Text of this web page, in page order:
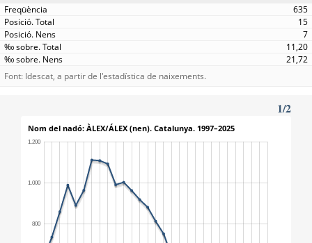
635
15
7
11,20
21,72
Font: Idescat, a partir de l'estadística de naixements.